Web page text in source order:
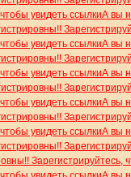
увидеть ссылкиА вы
увидеть ссылкиА вы
увидеть ссылкиА вы
увидеть ссылкиА вы
увидеть ссылкиА вы
Зарегистрируйтесь,